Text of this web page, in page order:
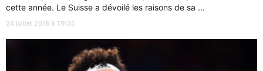
cette année. Le Suisse a dévoilé les raisons de sa ...
24 juillet 2018 à 17h35